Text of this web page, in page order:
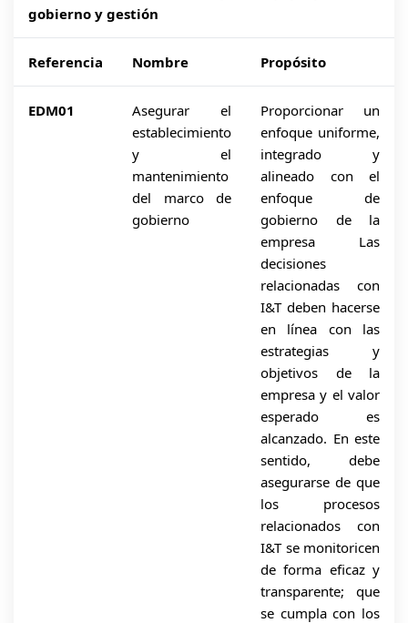
gobierno y gestión
Referencia Nombre Propósito
EDM01
Asegurar el
establecimiento
y el
mantenimiento
del marco de
gobierno
Proporcionar un
enfoque uniforme,
integrado y
alineado con el
enfoque de
gobierno de la
empresa Las
decisiones
relacionadas con
I&T deben hacerse
en línea con las
estrategias y
objetivos de la
empresa y el valor
esperado es
alcanzado. En este
sentido, debe
asegurarse de que
los procesos
relacionados con
I&T se monitoricen
de forma eficaz y
transparente; que
se cumpla con los